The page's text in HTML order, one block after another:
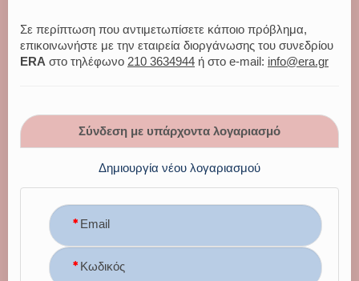
Σε περίπτωση που αντιμετωπίσετε κάποιο πρόβλημα,
επικοινωνήστε με την εταιρεία διοργάνωσης του συνεδρίου
ERA στο τηλέφωνο 210 3634944 ή στο e-mail: info@era.gr
Σύνδεση με υπάρχοντα λογαριασμό
Δημιουργία νέου λογαριασμού
Email
Κωδικός